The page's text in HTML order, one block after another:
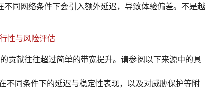
同网络条件下会引入额外延迟，导致体验偏差。不是越
性与风险评估
贡献往往超过简单的带宽提升。请参阅以下来源中的具
不同条件下的延迟与稳定性表现，以及对威胁保护等附